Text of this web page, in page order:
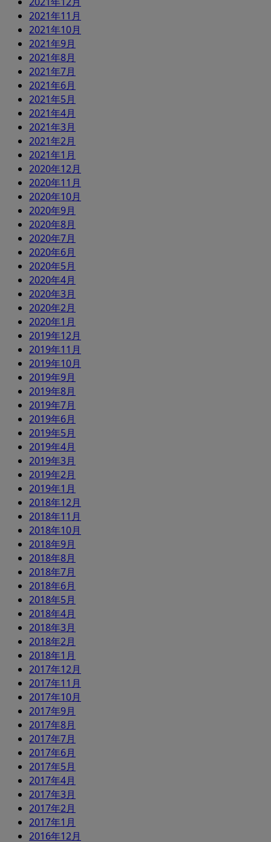
2021年11月
2021年10月
2021年9月
2021年8月
2021年7月
2021年6月
2021年5月
2021年4月
2021年3月
2021年2月
2021年1月
2020年12月
2020年11月
2020年10月
2020年9月
2020年8月
2020年7月
2020年6月
2020年5月
2020年4月
2020年3月
2020年2月
2020年1月
2019年12月
2019年11月
2019年10月
2019年9月
2019年8月
2019年7月
2019年6月
2019年5月
2019年4月
2019年3月
2019年2月
2019年1月
2018年12月
2018年11月
2018年10月
2018年9月
2018年8月
2018年7月
2018年6月
2018年5月
2018年4月
2018年3月
2018年2月
2018年1月
2017年12月
2017年11月
2017年10月
2017年9月
2017年8月
2017年7月
2017年6月
2017年5月
2017年4月
2017年3月
2017年2月
2017年1月
2016年12月